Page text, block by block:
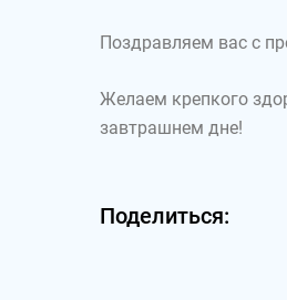
Поздравляем вас с
Желаем крепкого
завтрашнем дне!
Поделиться: